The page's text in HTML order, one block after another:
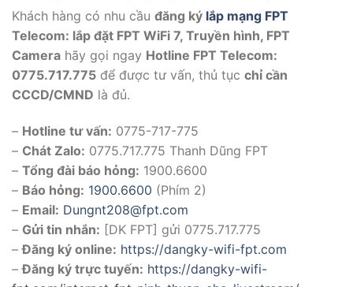
Khách hàng có nhu cầu đăng ký lắp mạng FPT
Telecom: lắp đặt FPT WiFi 7, Truyền hình, FPT
Camera hãy gọi ngay Hotline FPT Telecom:
0775.717.775 để được tư vấn, thủ tục chỉ cần
CCCD/CMND là đủ.
– Hotline tư vấn: 0775-717-775
– Chát Zalo: 0775.717.775 Thanh Dũng FPT
– Tổng đài báo hỏng: 1900.6600
– Báo hỏng: 1900.6600 (Phím 2)
– Email: Dungnt208@fpt.com
– Gửi tin nhắn: [DK FPT] gửi 0775.717.775
–Đăng ký online: https://dangky-wifi-fpt.com
–Đăng ký trực tuyến: https://dangky-wifi-